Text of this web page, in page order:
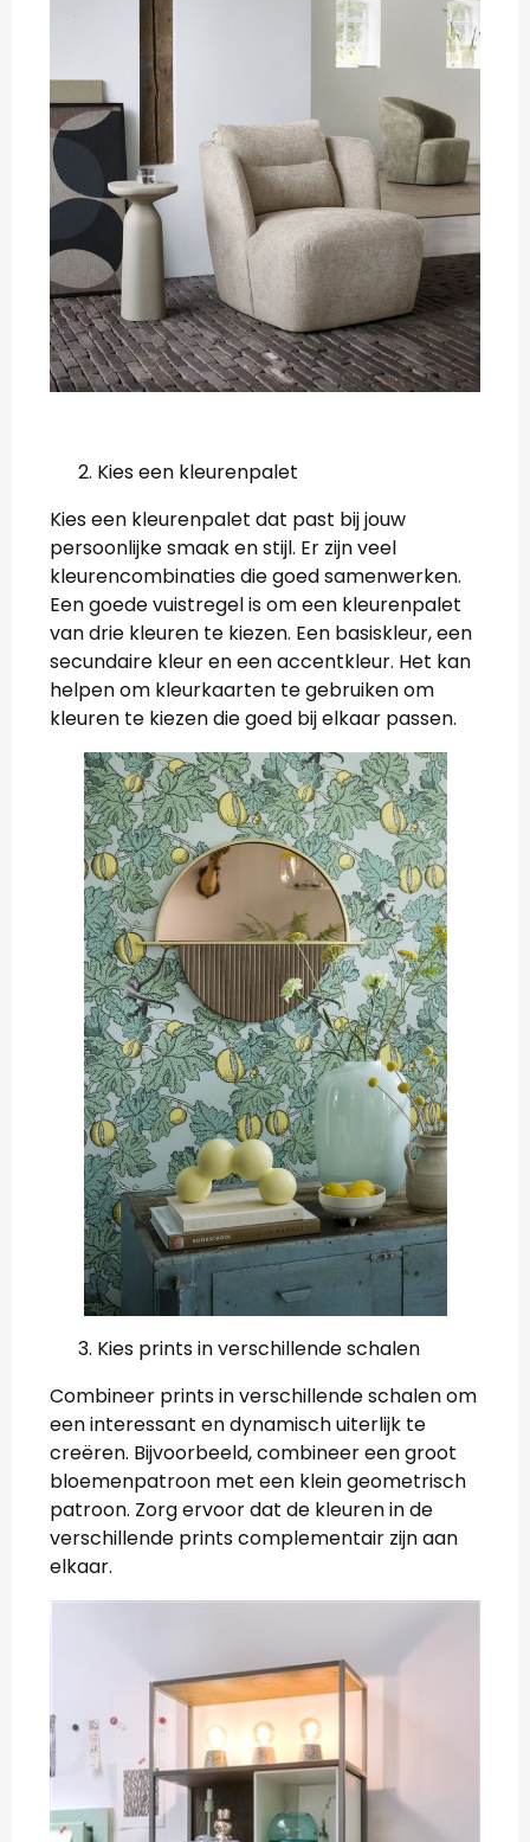
Kies een kleurenpalet
Kies een kleurenpalet dat past bij jouw
persoonlijke smaak en stijl. Er zijn veel
kleurencombinaties die goed samenwerken.
Een goede vuistregel is om een kleurenpalet
van drie kleuren te kiezen. Een basiskleur, een
secundaire kleur en een accentkleur. Het kan
helpen om kleurkaarten te gebruiken om
kleuren te kiezen die goed bij elkaar passen.
Kies prints in verschillende schalen
Combineer prints in verschillende schalen om
een interessant en dynamisch uiterlijk te
creëren. Bijvoorbeeld, combineer een groot
bloemenpatroon met een klein geometrisch
patroon. Zorg ervoor dat de kleuren in de
verschillende prints complementair zijn aan
elkaar.